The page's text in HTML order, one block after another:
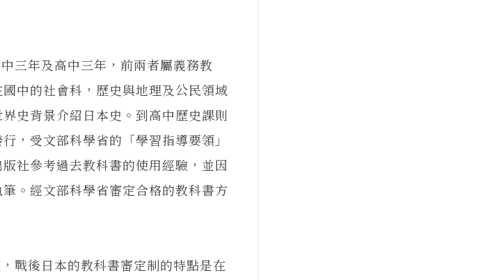
年及高中三年，前兩者屬義務教
中的社會科，歷史與地理及公民領域
史背景介紹日本史。到高中歷史課則
，受文部科學省的「學習指導要領」
社參考過去教科書的使用經驗，並因
。經文部科學省審定合格的教科書方
後日本的教科書審定制的特點是在